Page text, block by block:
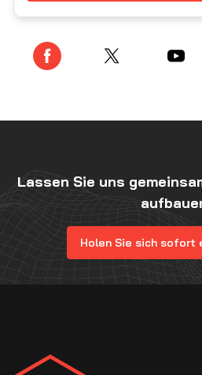
Lassen Sie uns
Holen Sie sich sofort